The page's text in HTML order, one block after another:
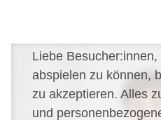
Liebe
abspielen zu können,
zu akzeptieren. Alles
und